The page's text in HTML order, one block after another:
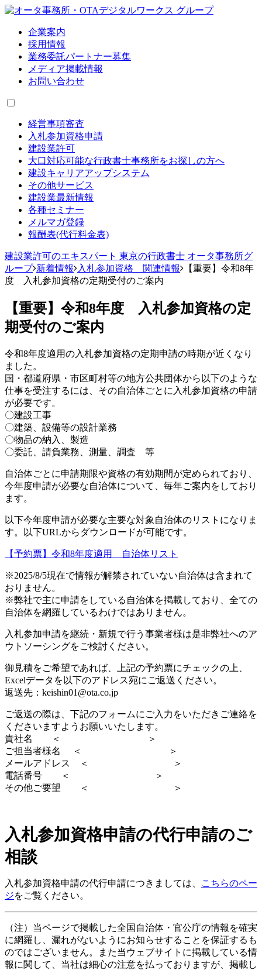
企業案内
採用情報
業務委託パートナー募集
メディア掲載情報
お問い合わせ
経営事項審査
入札参加資格申請
建設業許可
大口対応可能な行政書士事務所をお探しの方へ
建設キャリアアップシステム
その他サービス
建設業最新情報
各種セミナー
メルマガ登録
報酬表(代行料金表)
建設業許可のエキスパート 東京の行政書士 オータ事務所グ
ループ 新着情報 入札参加資格 関連情報
【重要】令和8年
度 入札参加資格の定期受付のご案内
【重要】令和8年度 入札参加資格の定
期受付のご案内
令和8年度適用の入札参加資格の定期申請の時期が近くなり
ました。
国・都道府県・市区町村等の地方公共団体から以下のような
仕事を受注するには、その自治体ごとに入札参加資格の申請
が必要です。
〇建設工事
〇建築、設備等の設計業務
〇物品の納入、製造
〇委託、請負業務、測量、調査 等
自治体ごとに申請期限や資格の有効期間が定められており、
今年度申請が必要な自治体について、毎年ご案内をしており
ます。
以下今年度申請が必要な主要な対象自治体のリストになりま
す。以下URLからダウンロードが可能です。
【予約票】令和8年度適用 自治体リスト
※2025/8/5現在で情報が解禁されていない自治体は含まれて
おりません。
※弊社で主に申請をしている自治体を掲載しており、全ての
自治体を網羅しているわけではありません。
入札参加申請を継続・新規で行う事業者様は是非弊社へのア
ウトソーシングをご検討ください。
御見積をご希望であれば、上記の予約票にチェックの上、
Excelデータを以下のアドレス宛にご返送ください。
返送先：keishin01@ota.co.jp
ご返送の際は、下記のフォームにご入力をいただきご連絡を
くださいますようお願いいたします。
貴社名 ＜ ＞
ご担当者様名 ＜ ＞
メールアドレス ＜ ＞
電話番号 ＜ ＞
その他ご要望 ＜ ＞
入札参加資格申請の代行申請のご
相談
入札参加資格申請の代行申請につきましては、
こちらのペー
ジをご覧ください。
（注）当ページで掲載した全国自治体・官公庁の情報を確実
に網羅し、漏れがないようにお知らせすることを保証するも
のではございません。また当ウェブサイトに掲載している情
報に関して、当社は細心の注意を払っておりますが、掲載し